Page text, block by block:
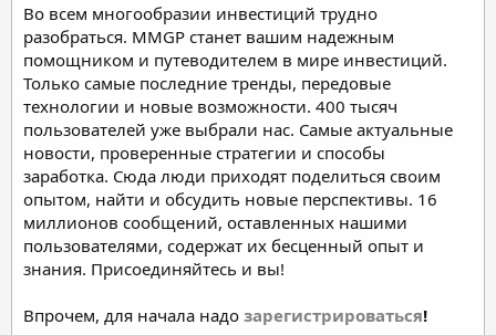
Во всем многообразии инвестиций трудно
разобраться. MMGP станет вашим надежным
помощником и путеводителем в мире инвестиций.
Только самые последние тренды, передовые
технологии и новые возможности. 400 тысяч
пользователей уже выбрали нас. Самые актуальные
новости, проверенные стратегии и способы
заработка. Сюда люди приходят поделиться своим
опытом, найти и обсудить новые перспективы. 16
миллионов сообщений, оставленных нашими
пользователями, содержат их бесценный опыт и
знания. Присоединяйтесь и вы!
Впрочем, для начала надо зарегистрироваться!